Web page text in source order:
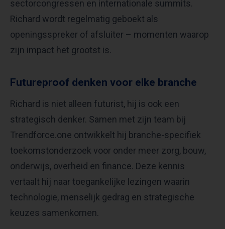
sectorcongressen en internationale summits.
Richard wordt regelmatig geboekt als
openingsspreker of afsluiter – momenten waarop
zijn impact het grootst is.
Futureproof denken voor elke branche
Richard is niet alleen futurist, hij is ook een
strategisch denker. Samen met zijn team bij
Trendforce.one ontwikkelt hij branche-specifiek
toekomstonderzoek voor onder meer zorg, bouw,
onderwijs, overheid en finance. Deze kennis
vertaalt hij naar toegankelijke lezingen waarin
technologie, menselijk gedrag en strategische
keuzes samenkomen.